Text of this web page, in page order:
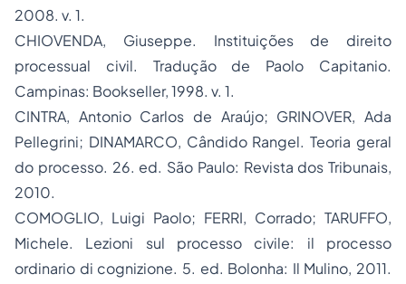
2008. v. 1.
CHIOVENDA, Giuseppe. Instituições de direito
processual civil. Tradução de Paolo Capitanio.
Campinas: Bookseller, 1998. v. 1.
CINTRA, Antonio Carlos de Araújo; GRINOVER, Ada
Pellegrini; DINAMARCO, Cândido Rangel. Teoria geral
do processo. 26. ed. São Paulo: Revista dos Tribunais,
2010.
COMOGLIO, Luigi Paolo; FERRI, Corrado; TARUFFO,
Michele. Lezioni sul processo civile: il processo
ordinario di cognizione. 5. ed. Bolonha: Il Mulino, 2011.